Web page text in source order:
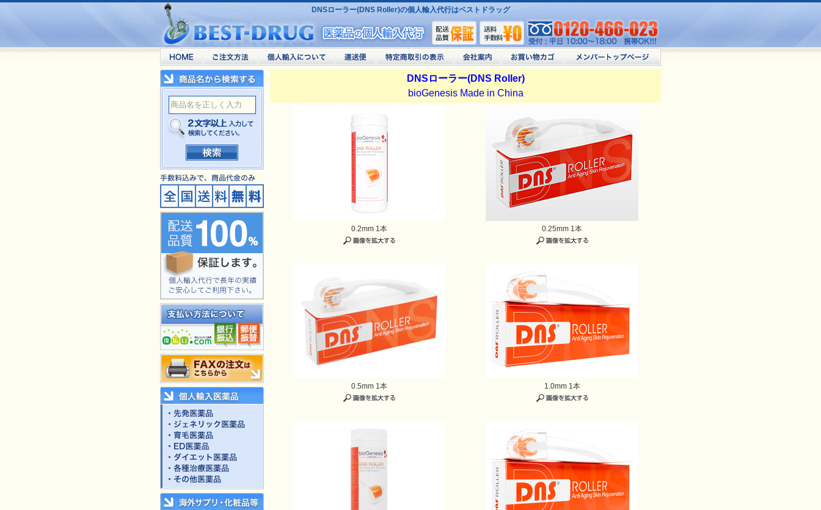
DNSローラー(DNS Roller)の個人輸入代行はベストドラッグ
DNSローラー(DNS Roller)
bioGenesis Made in China
0.2mm 1本 0.25mm 1本
0.5mm 1本 1.0mm 1本